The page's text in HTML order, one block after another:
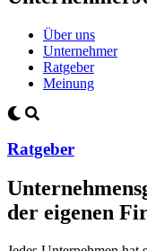
Über uns
Unternehmer
Ratgeber
Meinung
Ratgeber
der eigenen